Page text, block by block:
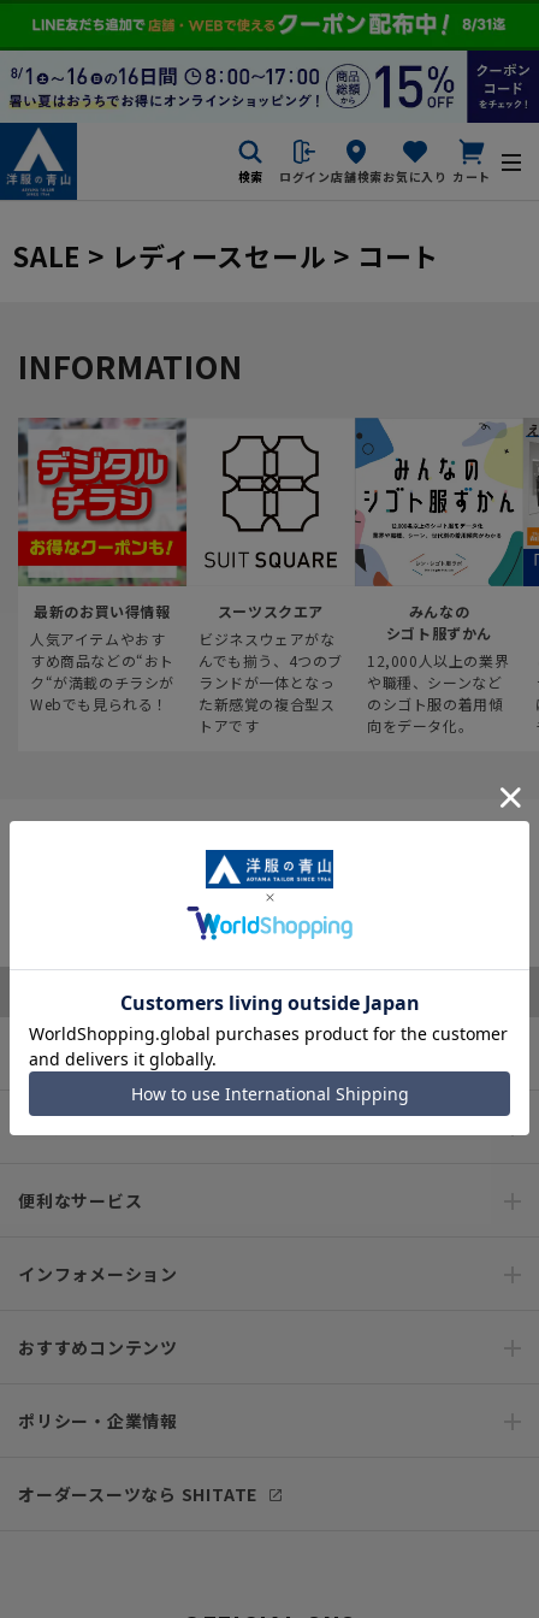
検索 ログイン店舗検索お気に入り カート
SALE > レディースセール > コート
INFORMATION
最新のお買い得情報
人気アイテムやおす
すめ商品などの“おト
ク“が満載のチラシが
Webでも見られる！
スーツスクエア
ビジネスウェアがな
んでも揃う、4つのブ
ランドが一体となっ
た新感覚の複合型ス
トアです
みんなの
シゴト服ずかん
12,000人以上の業界
や職種、シーンなど
のシゴト服の着用傾
向をデータ化。
ご利用ガイド サポート・お問い合わせ
※税表記がないものはすべて税込み価格となります
キャンペーン情報
便利なサービス
インフォメーション
おすすめコンテンツ
ポリシー・企業情報
オーダースーツなら SHITATE